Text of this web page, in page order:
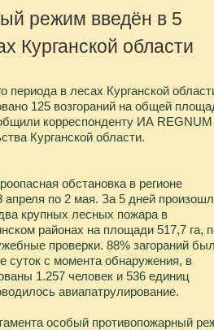
режим введён в 5
Курганской области
периода в лесах Курганской
125 возгораний на общей
корреспонденту ИА
Курганской области.
обстановка в регионе
апреля по 2 мая. За 5 дней
крупных лесных пожара в
районах на площади 517,7 га,
проверки. 88% загораний
суток с момента обнаружения, в
1.257 человек и 536 единиц
авиапатрулирование.
особый противопожарный